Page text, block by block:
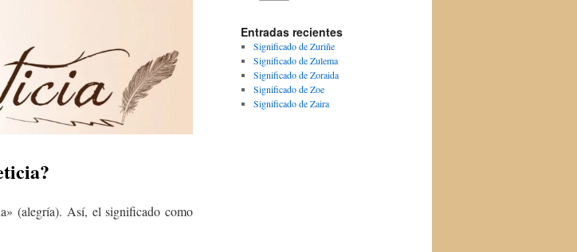
(alegría). Así, el significado como
Entradas recientes
Significado de Zuriñe
Significado de Zulema
Significado de Zoraida
Significado de Zoe
Significado de Zaira